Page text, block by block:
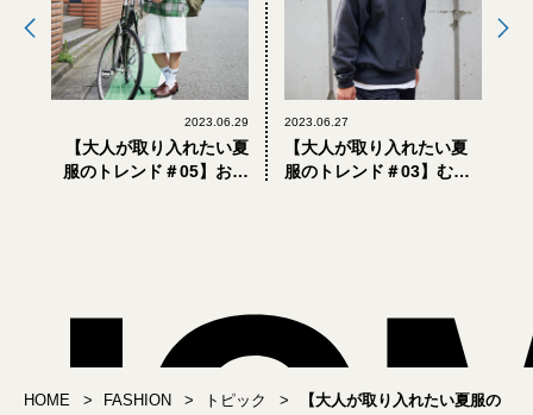
2023.06.29
【大人が取り入れたい夏
服のトレンド＃05】おし
2023.06.27
【大人が取り入れたい夏
服のトレンド＃03】むし
HOME FASHION トピック
【大人が取り入れたい夏服の